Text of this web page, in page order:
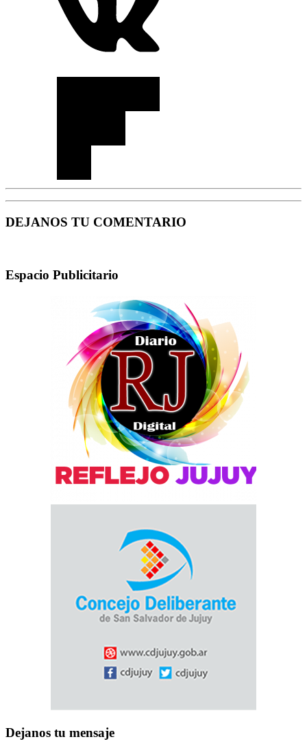
DEJANOS TU COMENTARIO
Espacio Publicitario
Dejanos tu mensaje